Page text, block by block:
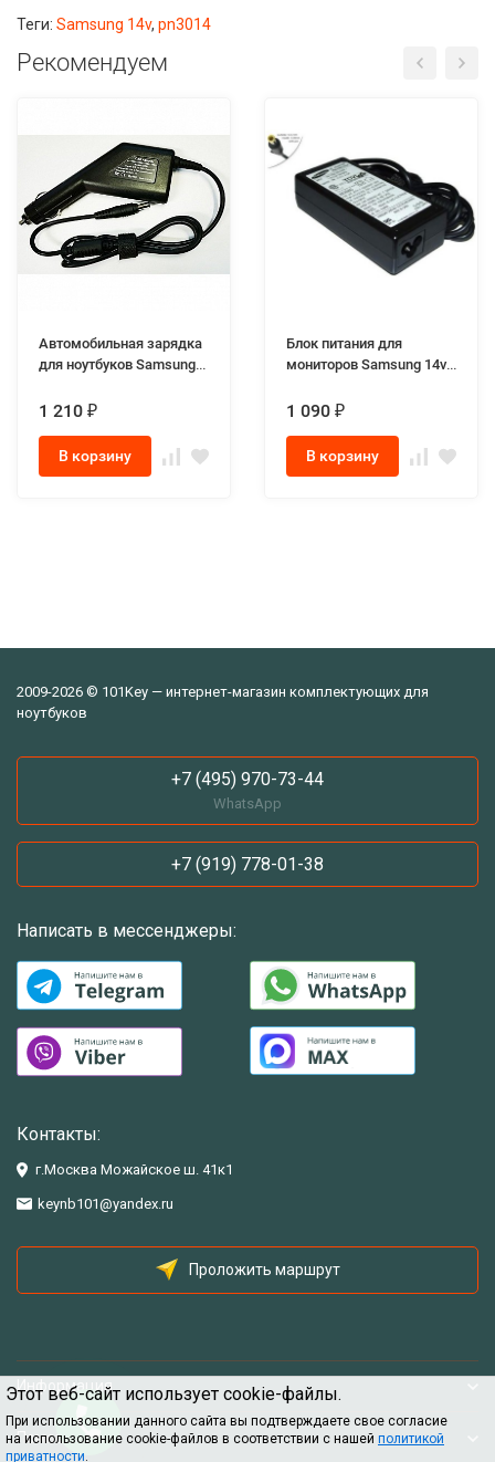
Этот веб-сайт использует cookie-файлы.
При использовании данного сайта вы подтверждаете свое согласие
на использование cookie-файлов в соответствии с нашей политикой
приватности.
Теги: Samsung 14v, pn3014
Рекомендуем
Автомобильная зарядка
для ноутбуков Samsung
90W
1 210 ₽
В корзину
Блок питания для
мониторов Samsung 14v -
с иглой в центре)
1 090 ₽
В корзину
2009-2026 © 101Key — интернет-магазин комплектующих для
ноутбуков
+7 (495) 970-73-44
WhatsApp
+7 (919) 778-01-38
Написать в мессенджеры:
Контакты:
г.Москва Можайское ш. 41к1
keynb101@yandex.ru
Проложить маршрут
Информация
Помощь